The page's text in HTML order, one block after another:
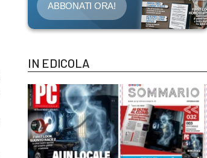
ABBONATI ORA!
IN EDICOLA